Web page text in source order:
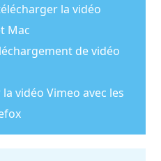
la vidéo
Mac
de vidéo
vidéo Vimeo avec les